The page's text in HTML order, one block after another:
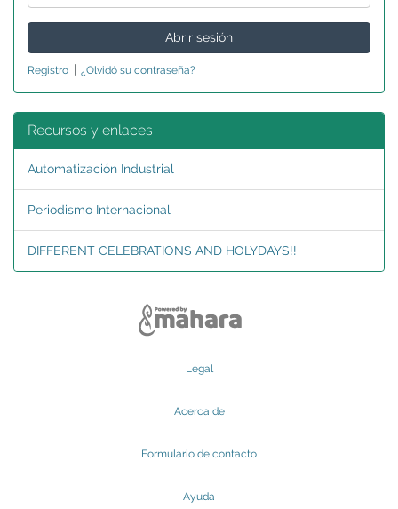
Registro | ¿Olvidó su contraseña?
Recursos y enlaces
Automatización Industrial
Periodismo Internacional
DIFFERENT CELEBRATIONS AND HOLYDAYS!!
Legal
Acerca de
Formulario de contacto
Ayuda